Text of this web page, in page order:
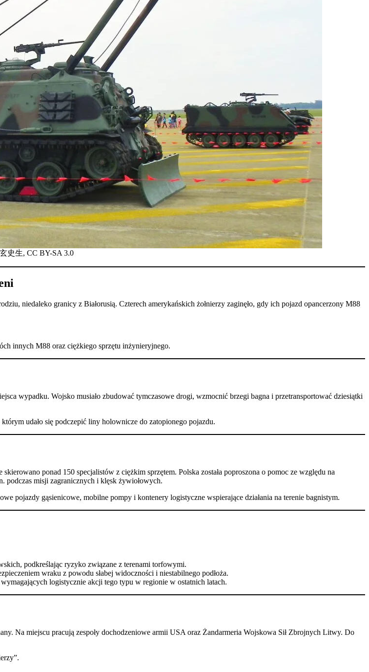
史生, CC BY-SA 3.0
niedaleko granicy z Białorusią. Czterech amerykańskich żołnierzy zaginęło, gdy ich pojazd opancerzony M88
innych M88 oraz ciężkiego sprzętu inżynieryjnego.
wypadku. Wojsko musiało zbudować tymczasowe drogi, wzmocnić brzegi bagna i przetransportować dziesiątki
udało się podczepić liny holownicze do zatopionego pojazdu.
ponad 150 specjalistów z ciężkim sprzętem. Polska została poproszona o pomoc ze względu na
podczas misji zagranicznych i klęsk żywiołowych.
pojazdy gąsienicowe, mobilne pompy i kontenery logistyczne wspierające działania na terenie bagnistym.
podkreślając ryzyko związane z terenami torfowymi.
wraku z powodu słabej widoczności i niestabilnego podłoża.
logistycznie akcji tego typu w regionie w ostatnich latach.
Na miejscu pracują zespoły dochodzeniowe armii USA oraz Żandarmeria Wojskowa Sił Zbrojnych Litwy. Do